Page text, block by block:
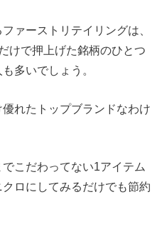
ァーストリテイリングは、
けで押上げた銘柄のひとつ
多いでしょう。
れたトップブランドなわけ
こだわってない1アイテム
ロにしてみるだけでも節約